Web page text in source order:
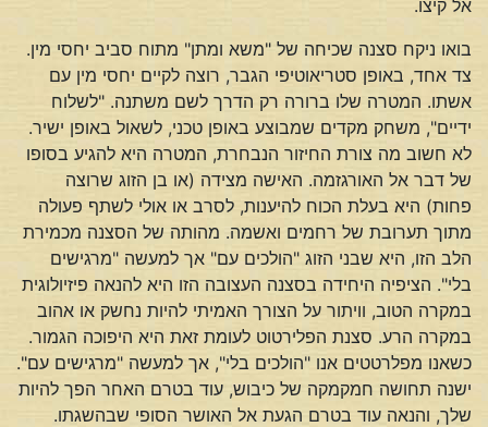
אל קיצו.
בואו ניקח סצנה שכיחה של "משא ומתן" מתוח סביב יחסי מין.
צד אחד, באופן סטריאוטיפי הגבר, רוצה לקיים יחסי מין עם
אשתו. המטרה שלו ברורה רק הדרך לשם משתנה. "לשלוח
ידיים", משחק מקדים שמבוצע באופן טכני, לשאול באופן ישיר.
לא חשוב מה צורת החיזור הנבחרת, המטרה היא להגיע בסופו
של דבר אל האורגזמה. האישה מצידה (או בן הזוג שרוצה
פחות) היא בעלת הכוח להיענות, לסרב או אולי לשתף פעולה
מתוך תערובת של רחמים ואשמה. מהותה של הסצנה מכמירת
הלב הזו, היא שבני הזוג "הולכים עם" אך למעשה "מרגישים
בלי". הציפיה היחידה בסצנה העצובה הזו היא להנאה פיזיולוגית
במקרה הטוב, וויתור על הצורך האמיתי להיות נחשק או אהוב
במקרה הרע. סצנת הפלירטוט לעומת זאת היא היפוכה הגמור.
כשאנו מפלרטטים אנו "הולכים בלי", אך למעשה "מרגישים עם".
ישנה תחושה חמקמקה של כיבוש, עוד בטרם האחר הפך להיות
שלך, והנאה עוד בטרם הגעת אל האושר הסופי שבהשגתו.